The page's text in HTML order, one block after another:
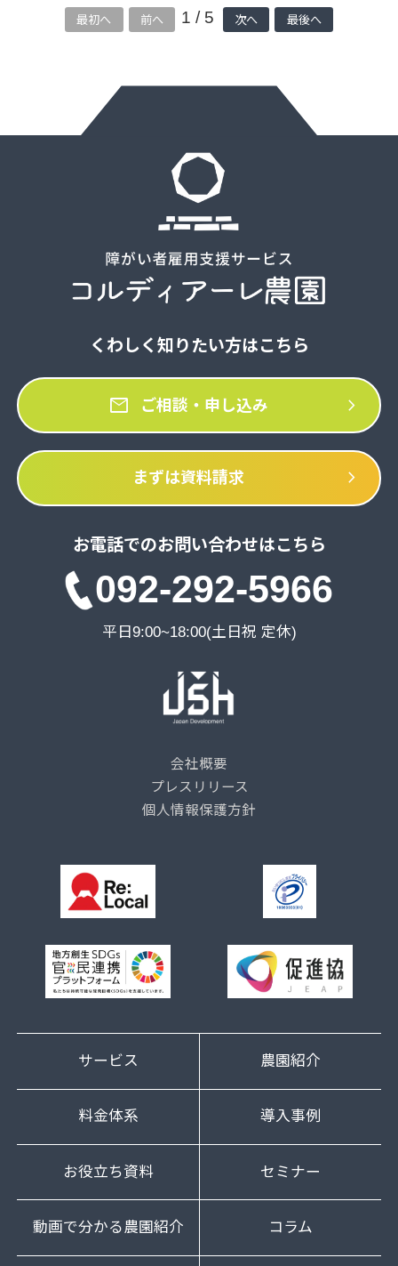
最初へ 前へ 1 / 5 次へ 最後へ
くわしく知りたい方はこちら
mail ご相談・申し込み chevron_right
まずは資料請求 chevron_right
お電話でのお問い合わせはこちら
092-292-5966
平日9:00~18:00(土日祝 定休)
会社概要
プレスリリース
個人情報保護方針
サービス 農園紹介
料金体系 導入事例
お役立ち資料 セミナー
動画で分かる農園紹介 コラム